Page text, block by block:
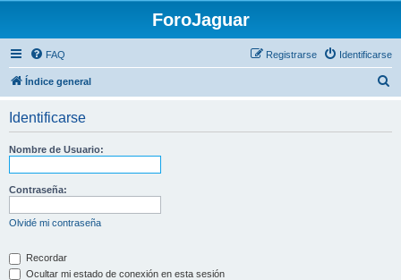
ForoJaguar
FAQ Identificarse
Registrarse
Índice general
Identificarse
Nombre de Usuario:
Contraseña:
Olvidé mi contraseña
Recordar
Ocultar mi estado de conexión en esta sesión